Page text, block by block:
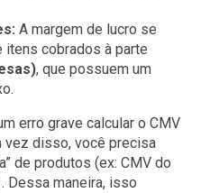
A margem de lucro se
itens cobrados à parte
, que possuem um
erro grave calcular o CMV
vez disso, você precisa
de produtos (ex: CMV do
Dessa maneira, isso